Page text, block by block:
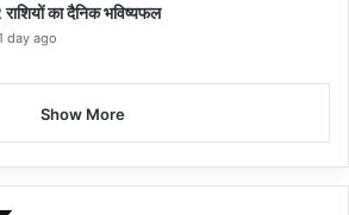
का दैनिक भविष्यफल
day ago
Show More